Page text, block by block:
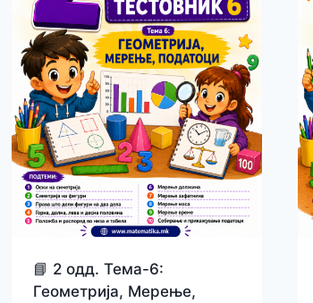
📘 2 одд. Тема-6:
Геометрија, Мерење,